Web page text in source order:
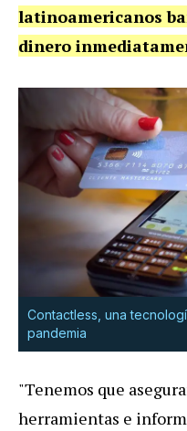
latinoamericanos
dinero
Contactless, una
pandemia
"Tenemos que
herramientas e